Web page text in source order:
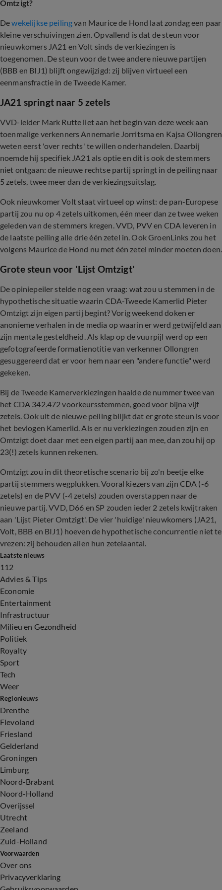
Omtzigt?
Dewekelijkse peilingvan Maurice de Hond laat zondag een paar
kleine verschuivingen zien. Opvallend is dat de steun voor
nieuwkomers JA21 en Volt sinds de verkiezingen is
toegenomen. De steun voor de twee andere nieuwe partijen
(BBB en BIJ1) blijft ongewijzigd: zij blijven virtueel een
eenmansfractie in de Tweede Kamer.
JA21 springt naar 5 zetels
VVD-leider Mark Rutte liet aan het begin van deze week aan
toenmalige verkenners Annemarie Jorritsma en Kajsa Ollongren
weten eerst 'over rechts' te willen onderhandelen. Daarbij
noemde hij specifiek JA21 als optie en dit is ook de stemmers
niet ontgaan: de nieuwe rechtse partij springt in de peiling naar
5 zetels, twee meer dan de verkiezingsuitslag.
Ook nieuwkomer Volt staat virtueel op winst: de pan-Europese
partij zou nu op 4 zetels uitkomen, één meer dan ze twee weken
geleden van de stemmers kregen. VVD, PVV en CDA leveren in
de laatste peiling alle drie één zetel in. Ook GroenLinks zou het
volgens Maurice de Hond nu met één zetel minder moeten doen.
Grote steun voor 'Lijst Omtzigt'
De opiniepeiler stelde nog een vraag: wat zou u stemmen in de
hypothetische situatie waarin CDA-Tweede Kamerlid Pieter
Omtzigt zijn eigen partij begint? Vorig weekend doken er
anonieme verhalen in de media op waarin er werd getwijfeld aan
zijn mentale gesteldheid. Als klap op de vuurpijl werd op een
gefotografeerde formatienotitie van verkenner Ollongren
gesuggereerd dat er voor hem naar een "andere functie" werd
gekeken.
Bij de Tweede Kamerverkiezingen haalde de nummer twee van
het CDA 342.472 voorkeursstemmen, goed voor bijna vijf
zetels. Ook uit de nieuwe peiling blijkt dat er grote steun is voor
het bevlogen Kamerlid. Als er nu verkiezingen zouden zijn en
Omtzigt doet daar met een eigen partij aan mee, dan zou hij op
23(!) zetels kunnen rekenen.
Omtzigt zou in dit theoretische scenario bij zo'n beetje elke
partij stemmers wegplukken. Vooral kiezers van zijn CDA (-6
zetels) en de PVV (-4 zetels) zouden overstappen naar de
nieuwe partij. VVD, D66 en SP zouden ieder 2 zetels kwijtraken
aan 'Lijst Pieter Omtzigt'. De vier 'huidige' nieuwkomers (JA21,
Volt, BBB en BIJ1) hoeven de hypothetische concurrentie niet te
vrezen: zij behouden allen hun zetelaantal.
Laatste nieuws
112
Advies & Tips
Economie
Entertainment
Infrastructuur
Milieu en Gezondheid
Politiek
Royalty
Sport
Tech
Weer
Regionieuws
Drenthe
Flevoland
Friesland
Gelderland
Groningen
Limburg
Noord-Brabant
Noord-Holland
Overijssel
Utrecht
Zeeland
Zuid-Holland
Voorwaarden
Over ons
Privacyverklaring